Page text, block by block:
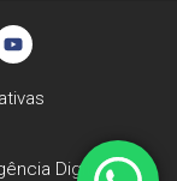
Y
o
u
u
Digital HGX